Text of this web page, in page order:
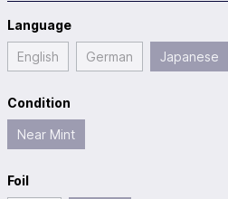
Language
English German Japanese
Condition
Near Mint
Foil